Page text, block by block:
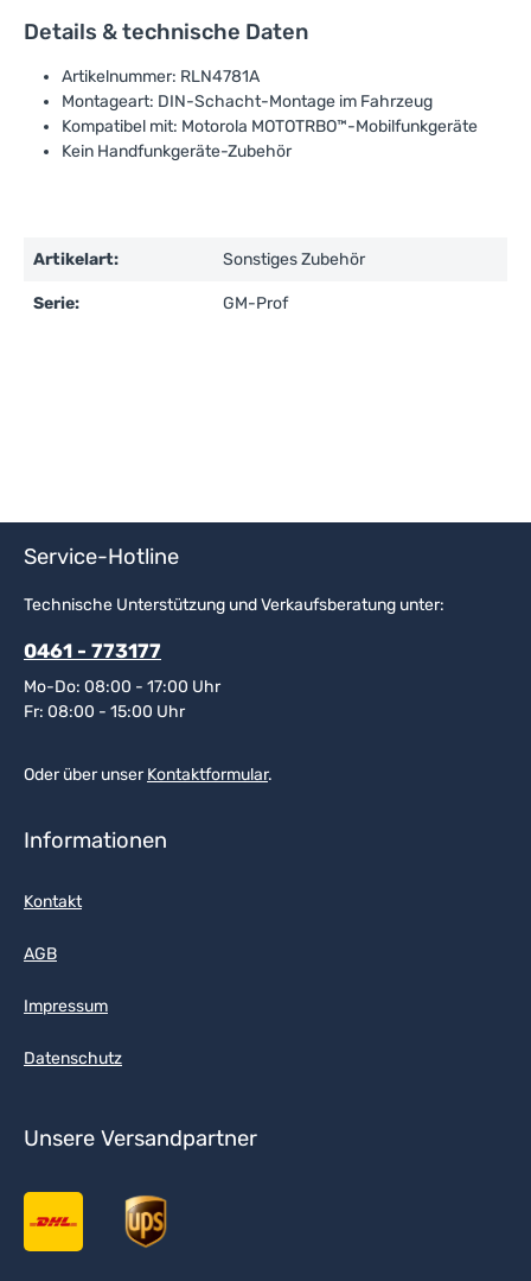
Details & technische Daten
Artikelnummer: RLN4781A
Montageart: DIN-Schacht-Montage im Fahrzeug
Kompatibel mit: Motorola MOTOTRBO™-Mobilfunkgeräte
Kein Handfunkgeräte-Zubehör
Artikelart: Sonstiges Zubehör
Serie: GM-Prof
Service-Hotline
Technische Unterstützung und Verkaufsberatung unter:
0461 - 773177
Mo-Do: 08:00 - 17:00 Uhr
Fr: 08:00 - 15:00 Uhr
Oder über unserKontaktformular.
Informationen
Kontakt
AGB
Impressum
Datenschutz
Unsere Versandpartner